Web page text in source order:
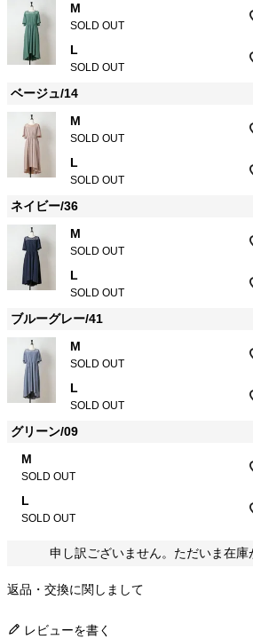
M
SOLD OUT
L
SOLD OUT
ベージュ/14
M
SOLD OUT
L
SOLD OUT
ネイビー/36
M
SOLD OUT
L
SOLD OUT
ブルーグレー/41
M
SOLD OUT
L
SOLD OUT
グリーン/09
M
SOLD OUT
L
SOLD OUT
申し訳ございません。ただいま在庫
返品・交換に関しまして
レビューを書く